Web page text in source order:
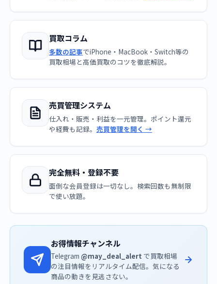
買取コラム
多数の記事でiPhone・MacBook・Switch等の
買取相場と高価買取のコツを徹底解説。
売買管理システム
仕入れ・販売・利益を一元管理。ポイント還元
や経費も記録。 売買管理を開く →
完全無料・登録不要
面倒な会員登録は一切なし。検索回数も無制限
で使い放題。
お得情報チャンネル
Telegram @may_deal_alert で買取相場
の注目情報をリアルタイム配信。気になる
商品の動きを見逃さない。